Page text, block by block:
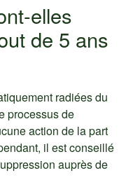
elles
de 5 ans
radiées du
processus de
action de la part
il est conseillé
auprès de